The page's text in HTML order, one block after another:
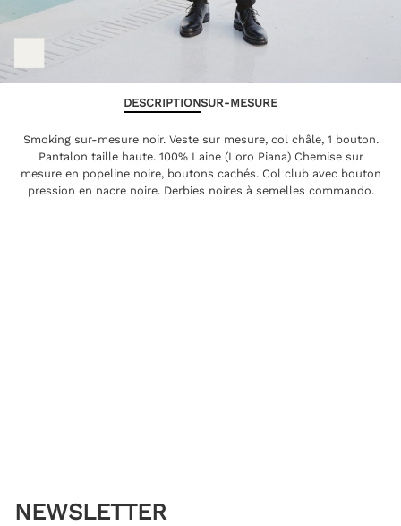
DESCRIPTIONSUR-MESURE
Smoking sur-mesure noir. Veste sur mesure, col châle, 1 bouton.
Pantalon taille haute. 100% Laine (Loro Piana) Chemise sur
mesure en popeline noire, boutons cachés. Col club avec bouton
pression en nacre noire. Derbies noires à semelles commando.
NEWSLETTER